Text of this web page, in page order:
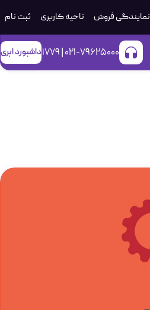
نمایندگی فروش ناحیه کاربری ثبت‌ نام
021-79625000 | 1779 داشبورد ابری